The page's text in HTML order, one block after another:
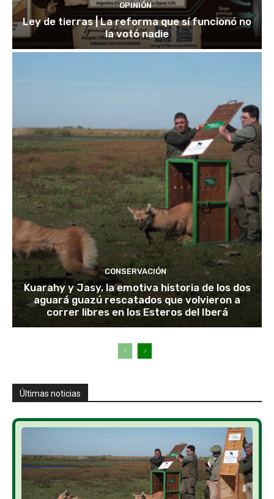
OPINIÓN
Ley de tierras | La reforma que sí funcionó no
la votó nadie
CONSERVACIÓN
Kuarahy y Jasy, la emotiva historia de los dos
aguará guazú rescatados que volvieron a
correr libres en los Esteros del Iberá
Últimas noticias